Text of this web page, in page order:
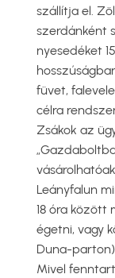
szállítja el.
szerdánként
nyesedéket
füvet,
célra
Zsákok az
Leányfalun
18 óra között
égetni, vagy
Duna-
Mivel